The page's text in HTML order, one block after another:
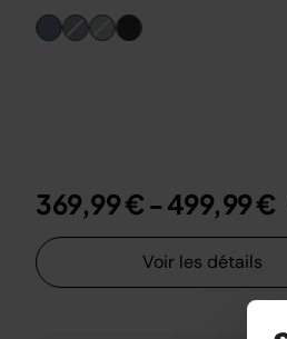
369,99 € - 499,99 €
Voir les détails